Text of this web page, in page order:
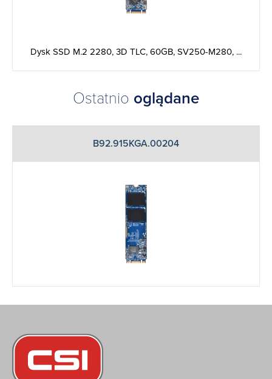
Dysk SSD M.2 2280, 3D TLC, 60GB, SV250-M280, ...
Ostatnio oglądane
B92.915KGA.00204